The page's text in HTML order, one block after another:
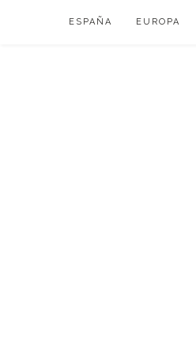
ESPAÑA EUROPA